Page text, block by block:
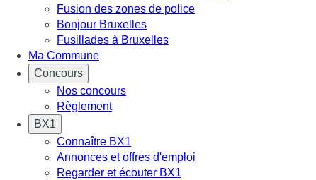
Fusion des zones de police
Bonjour Bruxelles
Fusillades à Bruxelles
Ma Commune
Concours
Nos concours
Règlement
BX1
Connaître BX1
Annonces et offres d'emploi
Regarder et écouter BX1